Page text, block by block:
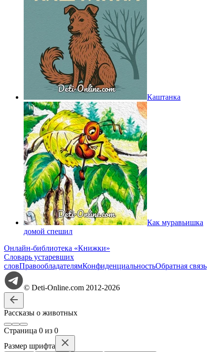
Каштанка
Как муравьишка
домой спешил
Онлайн-библиотека «Книжки»
Словарь устаревших
словПравообладателямКонфиденциальностьОбратная связь
© Deti-Online.com 2012-2026
Рассказы о животных
Страница 0 из 0
Размер шрифта